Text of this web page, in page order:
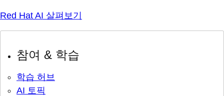
Red Hat AI 살펴보기
참여 & 학습
학습 허브
AI 토픽